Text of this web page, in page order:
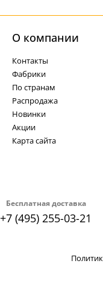
Бесплатная доставка
+7 (495) 255-03-21
О компании
Контакты
Фабрики
По странам
Распродажа
Новинки
Акции
Карта сайта